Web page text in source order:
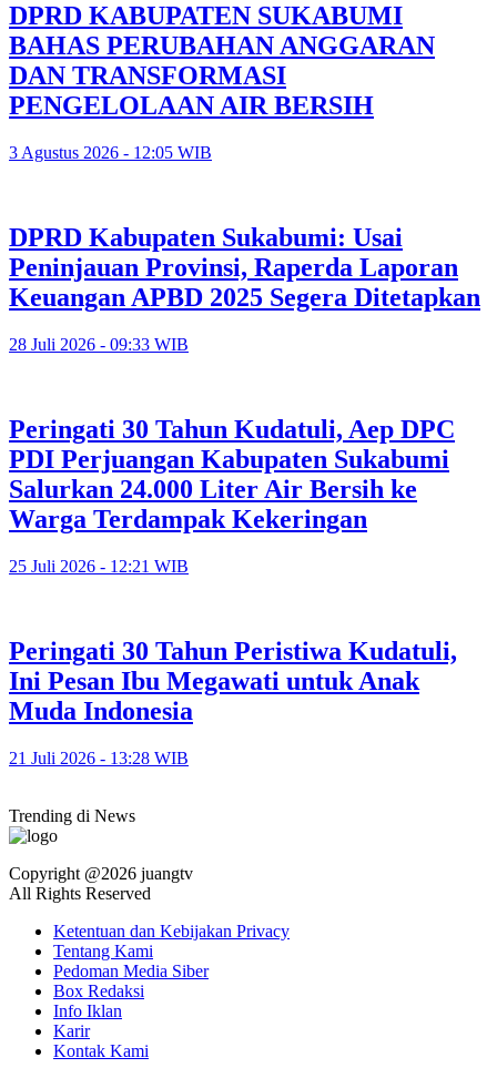
DPRD KABUPATEN SUKABUMI
BAHAS PERUBAHAN ANGGARAN
DAN TRANSFORMASI
PENGELOLAAN AIR BERSIH
3 Agustus 2026 - 12:05 WIB
DPRD Kabupaten Sukabumi: Usai
Peninjauan Provinsi, Raperda Laporan
Keuangan APBD 2025 Segera Ditetapkan
28 Juli 2026 - 09:33 WIB
Peringati 30 Tahun Kudatuli, Aep DPC
PDI Perjuangan Kabupaten Sukabumi
Salurkan 24.000 Liter Air Bersih ke
Warga Terdampak Kekeringan
25 Juli 2026 - 12:21 WIB
Peringati 30 Tahun Peristiwa Kudatuli,
Ini Pesan Ibu Megawati untuk Anak
Muda Indonesia
21 Juli 2026 - 13:28 WIB
Trending di News
Copyright @2026 juangtv
All Rights Reserved
Ketentuan dan Kebijakan Privacy
Tentang Kami
Pedoman Media Siber
Box Redaksi
Info Iklan
Karir
Kontak Kami